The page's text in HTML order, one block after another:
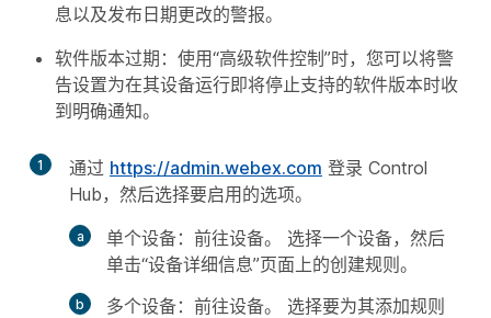
息以及发布日期更改的警报。
软件版本过期：使用“高级软件控制”时，您可以将警
告设置为在其设备运行即将停止支持的软件版本时收
到明确通知。
1 通过 https://admin.webex.com 登录 Control
Hub，然后选择要启用的选项。
单个设备： 前往设备。 选择一个设备，然后
单击“设备详细信息”页面上的创建规则 。
多个设备： 前往设备。 选择要为其添加规则